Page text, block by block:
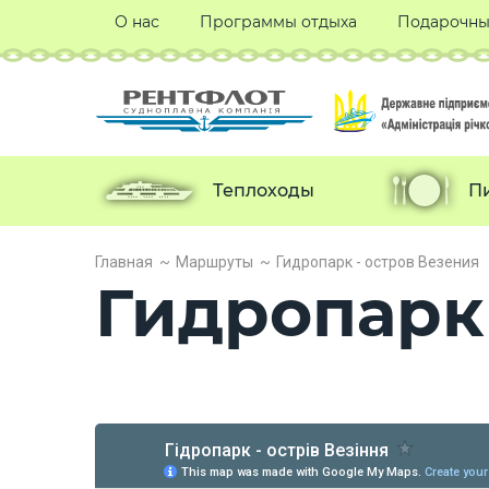
Главная Маршруты Гидропарк - остров Везения
О нас Программы отдыха
Теплоходы